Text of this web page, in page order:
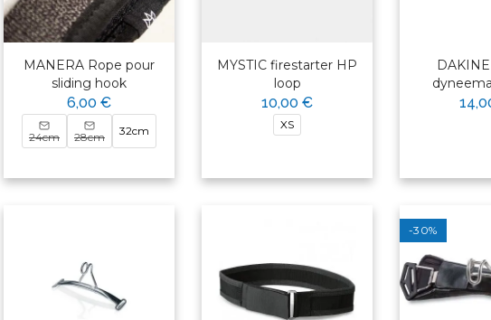
MANERA Rope pour
sliding hook
6,00 €
24cm 28cm 32cm
MYSTIC firestarter HP
loop
10,00 €
XS
-30%